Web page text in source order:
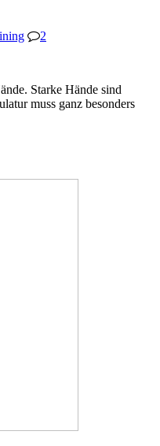
2
Starke Hände sind
muss ganz besonders